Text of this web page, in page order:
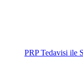
PRP Tedavisi ile